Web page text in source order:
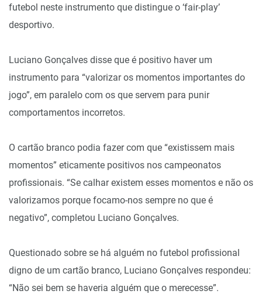
futebol neste instrumento que distingue o ‘fair-play’
desportivo.
Luciano Gonçalves disse que é positivo haver um
instrumento para “valorizar os momentos importantes do
jogo”, em paralelo com os que servem para punir
comportamentos incorretos.
O cartão branco podia fazer com que “existissem mais
momentos” eticamente positivos nos campeonatos
profissionais. “Se calhar existem esses momentos e não os
valorizamos porque focamo-nos sempre no que é
negativo”, completou Luciano Gonçalves.
Questionado sobre se há alguém no futebol profissional
digno de um cartão branco, Luciano Gonçalves respondeu:
“Não sei bem se haveria alguém que o merecesse”.